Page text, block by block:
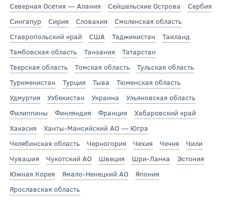
Северная Осетия — Алания
Сейшельские Острова
Сербия
Сингапур
Сирия Словакия
Смоленская область
Ставропольский край
США Таджикистан
Таиланд
Тамбовская область
Танзания
Татарстан
Тверская область
Томская область
Тульская область
Туркменистан
Турция Тыва
Тюменская область
Удмуртия
Узбекистан Украина
Ульяновская область
Филиппины
Финляндия Франция
Хабаровский край
Хакасия
Ханты-Мансийский АО — Югра
Челябинская область
Черногория Чехия Чечня
Чили
Чувашия
Чукотский АО Швеция Шри-Ланка
Эстония
Южная Корея
Ямало-Ненецкий АО
Япония
Ярославская область